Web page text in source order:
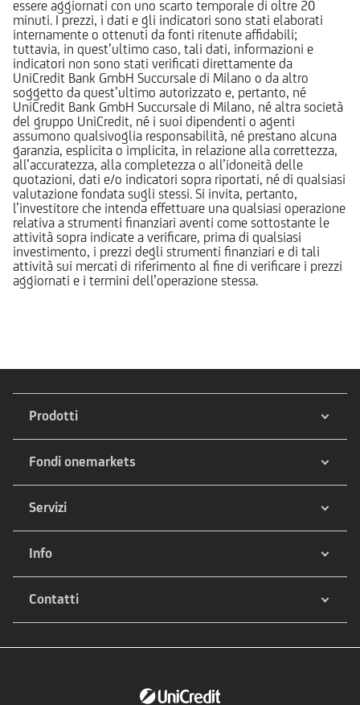
essere aggiornati con uno scarto temporale di oltre 20
minuti. I prezzi, i dati e gli indicatori sono stati elaborati
internamente o ottenuti da fonti ritenute affidabili;
tuttavia, in quest’ultimo caso, tali dati, informazioni e
indicatori non sono stati verificati direttamente da
UniCredit Bank GmbH Succursale di Milano o da altro
soggetto da quest’ultimo autorizzato e, pertanto, né
UniCredit Bank GmbH Succursale di Milano, né altra società
del gruppo UniCredit, né i suoi dipendenti o agenti
assumono qualsivoglia responsabilità, né prestano alcuna
garanzia, esplicita o implicita, in relazione alla correttezza,
all’accuratezza, alla completezza o all’idoneità delle
quotazioni, dati e/o indicatori sopra riportati, né di qualsiasi
valutazione fondata sugli stessi. Si invita, pertanto,
l’investitore che intenda effettuare una qualsiasi operazione
relativa a strumenti finanziari aventi come sottostante le
attività sopra indicate a verificare, prima di qualsiasi
investimento, i prezzi degli strumenti finanziari e di tali
attività sui mercati di riferimento al fine di verificare i prezzi
aggiornati e i termini dell’operazione stessa.
Prodotti
Fondi onemarkets
Servizi
Info
Contatti